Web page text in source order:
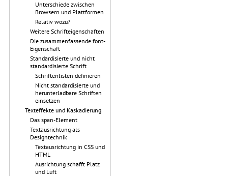
Unterschiede zwischen
Browsern und Plattformen
Relativ wozu?
Weitere Schrifteigenschaften
Die zusammenfassende font-
Eigenschaft
Standardisierte und nicht
standardisierte Schrift
Schriftenlisten definieren
Nicht standardisierte und
herunterladbare Schriften
einsetzen
Texteffekte und Kaskadierung
Das span-Element
Textausrichtung als
Designtechnik
Textausrichtung in CSS und
HTML
Ausrichtung schafft Platz
und Luft